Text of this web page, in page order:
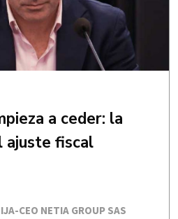
a ceder: la
ajuste fiscal
CEO NETIA GROUP SAS